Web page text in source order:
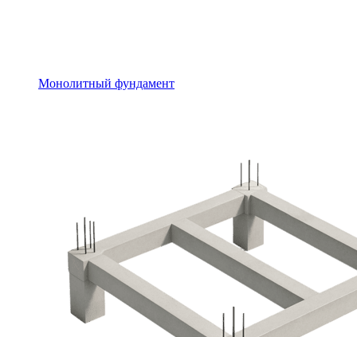
Монолитный фундамент